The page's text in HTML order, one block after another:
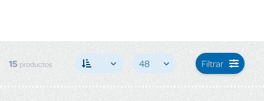
15 productos 48 Filtrar